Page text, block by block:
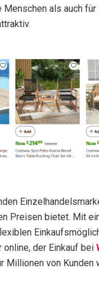
als auch für
Preisen bietet. Mit
online, der Einkauf bei
Millionen von Kunden